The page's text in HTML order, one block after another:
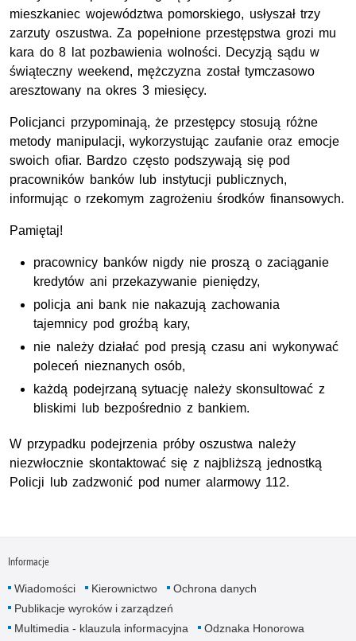
mieszkaniec województwa pomorskiego, usłyszał trzy
zarzuty oszustwa. Za popełnione przestępstwa grozi mu
kara do 8 lat pozbawienia wolności. Decyzją sądu w
świąteczny weekend, mężczyzna został tymczasowo
aresztowany na okres 3 miesięcy.
Policjanci przypominają, że przestępcy stosują różne
metody manipulacji, wykorzystując zaufanie oraz emocje
swoich ofiar. Bardzo często podszywają się pod
pracowników banków lub instytucji publicznych,
informując o rzekomym zagrożeniu środków finansowych.
Pamiętaj!
pracownicy banków nigdy nie proszą o zaciąganie
kredytów ani przekazywanie pieniędzy,
policja ani bank nie nakazują zachowania
tajemnicy pod groźbą kary,
nie należy działać pod presją czasu ani wykonywać
poleceń nieznanych osób,
każdą podejrzaną sytuację należy skonsultować z
bliskimi lub bezpośrednio z bankiem.
W przypadku podejrzenia próby oszustwa należy
niezwłocznie skontaktować się z najbliższą jednostką
Policji lub zadzwonić pod numer alarmowy 112.
Informacje
Wiadomości Kierownictwo
Ochrona danych
Publikacje wyroków i zarządzeń
Multimedia - klauzula informacyjna
Odznaka Honorowa